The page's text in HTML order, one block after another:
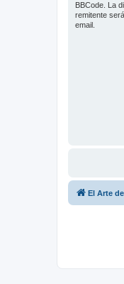
BBCode. La
remitente
email.
El Arte